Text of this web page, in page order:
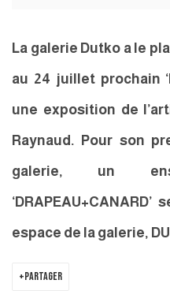
La galerie Dutko a le
au 24 juillet prochain
une exposition de
Raynaud. Pour son
galerie, un
espace de la galerie,
PARTAGER